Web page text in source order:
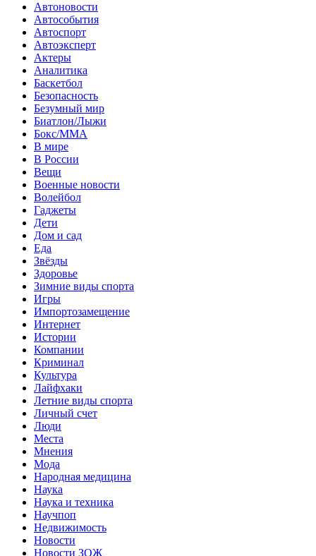
Автоновости
Автособытия
Автоспорт
Автоэксперт
Актеры
Аналитика
Баскетбол
Безопасность
Безумный мир
Биатлон/Лыжи
Бокс/MMA
В мире
В России
Вещи
Военные новости
Волейбол
Гаджеты
Дети
Дом и сад
Еда
Звёзды
Здоровье
Зимние виды спорта
Игры
Импортозамещение
Интернет
Истории
Компании
Криминал
Культура
Лайфхаки
Летние виды спорта
Личный счет
Люди
Места
Мнения
Мода
Народная медицина
Наука
Наука и техника
Научпоп
Недвижимость
Новости
Новости ЗОЖ